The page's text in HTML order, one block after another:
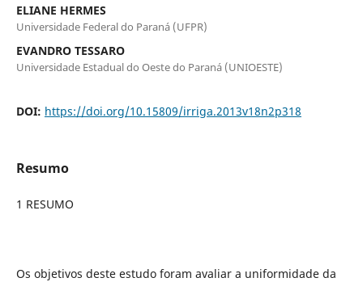
ELIANE HERMES
Universidade Federal do Paraná (UFPR)
EVANDRO TESSARO
Universidade Estadual do Oeste do Paraná (UNIOESTE)
DOI: https://doi.org/10.15809/irriga.2013v18n2p318
Resumo
1 RESUMO
Os objetivos deste estudo foram avaliar a uniformidade da